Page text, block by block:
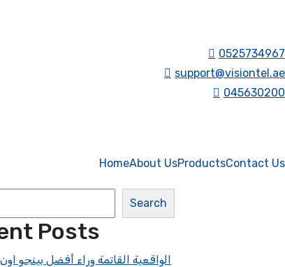
0525734967
support@visiontel.ae
045630200
HomeAbout UsProductsContact Us
Search
Posts
الواقعية القاتمة وراء أفضل بينجو